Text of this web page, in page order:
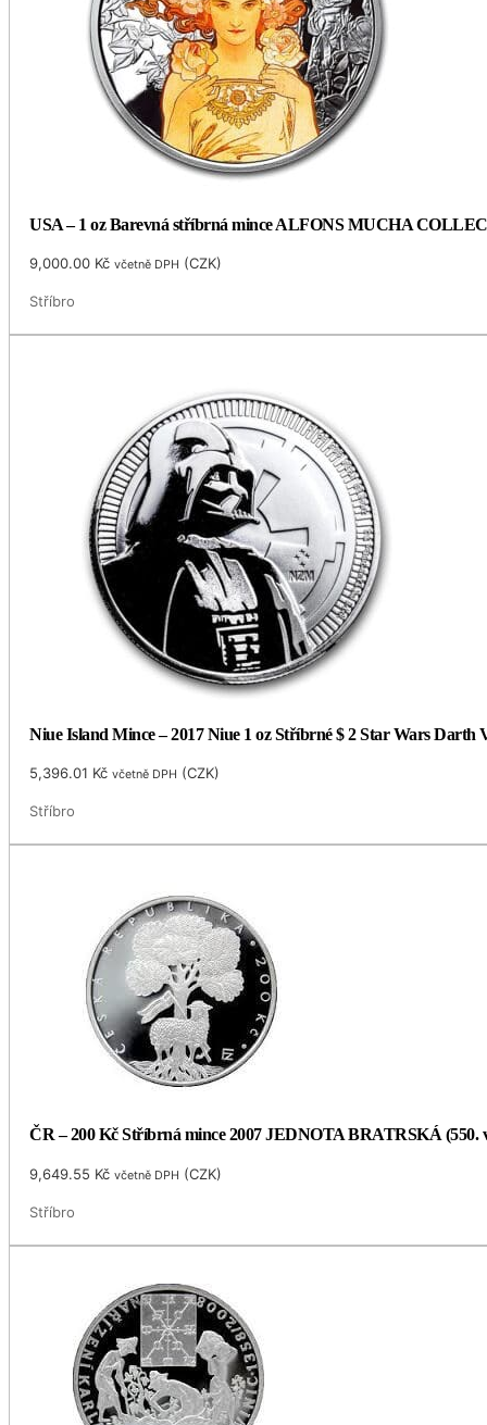
USA – 1 oz Barevná stříbrná mince ALFONS MUCHA
9,000.00 Kč včetně DPH (CZK)
Stříbro
Niue Island Mince – 2017 Niue 1 oz Stříbrné $ 2 Star Wars Darth
5,396.01 Kč včetně DPH (CZK)
Stříbro
ČR – 200 Kč Stříbrná mince 2007 JEDNOTA BRATRSKÁ (550.
9,649.55 Kč včetně DPH (CZK)
Stříbro